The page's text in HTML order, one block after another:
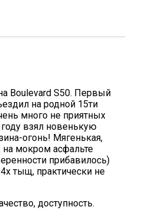
Boulevard S50. Первый
на родной 15ти
много не приятных
взял новенькую
огонь! Мягенькая,
мокром асфальте
прибавилось)
тыщ, практически не
доступность.